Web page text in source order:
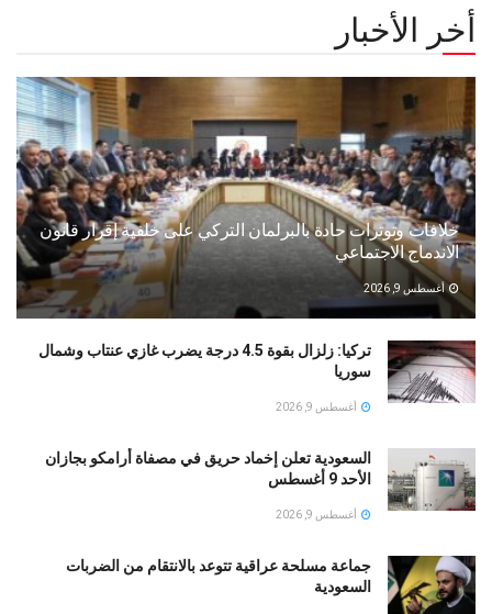
أخر الأخبار
خلافات وتوترات حادة بالبرلمان التركي على خلفية إقرار قانون
الاندماج الاجتماعي
أغسطس 9, 2026
تركيا: زلزال بقوة 4.5 درجة يضرب غازي عنتاب وشمال
سوريا
أغسطس 9, 2026
السعودية تعلن إخماد حريق في مصفاة أرامكو بجازان
الأحد 9 أغسطس
أغسطس 9, 2026
جماعة مسلحة عراقية تتوعد بالانتقام من الضربات
السعودية